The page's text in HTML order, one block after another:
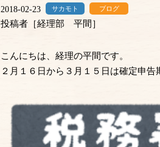
2018-02-23 サカモト ブログ
投稿者［経理部 平間］
こんにちは、経理の平間です。
２月１６日から３月１５日は確定申告